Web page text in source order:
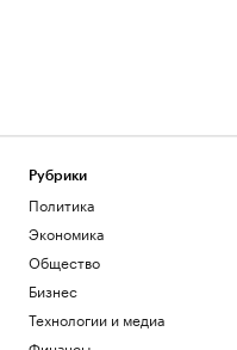
Рубрики
Политика
Экономика
Общество
Бизнес
Технологии и медиа